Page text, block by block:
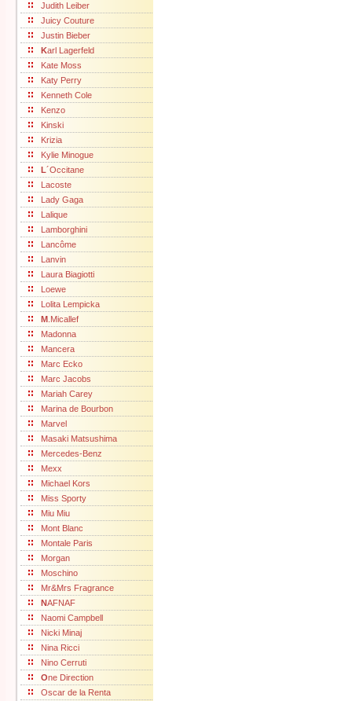
Judith Leiber
Juicy Couture
Justin Bieber
Karl Lagerfeld
Kate Moss
Katy Perry
Kenneth Cole
Kenzo
Kinski
Krizia
Kylie Minogue
L´Occitane
Lacoste
Lady Gaga
Lalique
Lamborghini
Lancôme
Lanvin
Laura Biagiotti
Loewe
Lolita Lempicka
M .Micallef
Madonna
Mancera
Marc Ecko
Marc Jacobs
Mariah Carey
Marina de Bourbon
Marvel
Masaki Matsushima
Mercedes-Benz
Mexx
Michael Kors
Miss Sporty
Miu Miu
Mont Blanc
Montale Paris
Morgan
Moschino
Mr&Mrs Fragrance
NAFNAF
Naomi Campbell
Nicki Minaj
Nina Ricci
Nino Cerruti
One Direction
Oscar de la Renta